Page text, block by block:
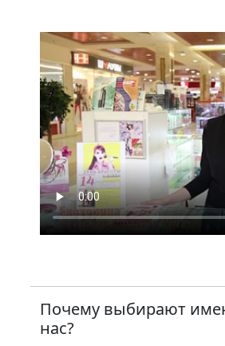
Почему выбирают
нас?